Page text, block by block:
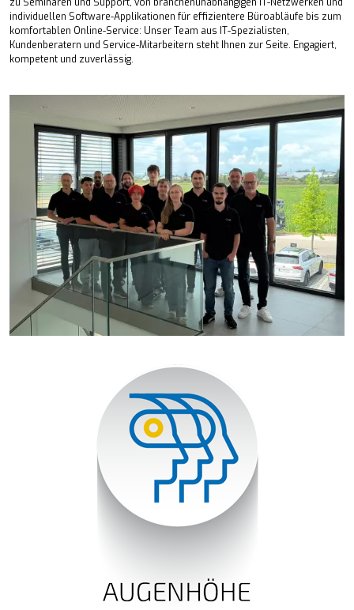
individuellen Software-Applikationen für effizientere Büroabläufe bis zum
komfortablen Online-Service: Unser Team aus IT-Spezialisten,
Kundenberatern und Service-Mitarbeitern steht Ihnen zur Seite. Engagiert,
kompetent und zuverlässig.